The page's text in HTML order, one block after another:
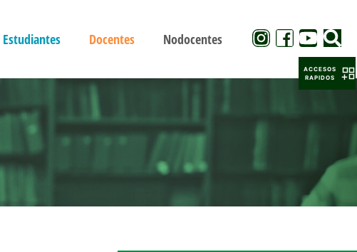
Estudiantes Docentes Nodocentes
ACCESOS
RAPIDOS